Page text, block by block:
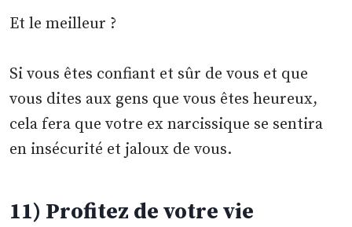
Et le meilleur ?
Si vous êtes confiant et sûr de vous et que
vous dites aux gens que vous êtes heureux,
cela fera que votre ex narcissique se sentira
en insécurité et jaloux de vous.
11) Profitez de votre vie